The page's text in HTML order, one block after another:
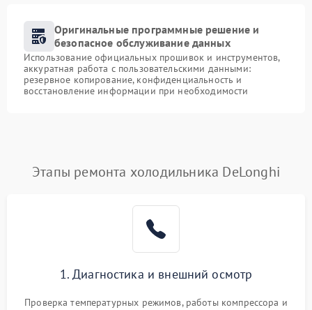
Оригинальные программные решение и
безопасное обслуживание данных
Использование официальных прошивок и инструментов,
аккуратная работа с пользовательскими данными:
резервное копирование, конфиденциальность и
восстановление информации при необходимости
Этапы ремонта холодильника DeLonghi
1. Диагностика и внешний осмотр
Проверка температурных режимов, работы компрессора и